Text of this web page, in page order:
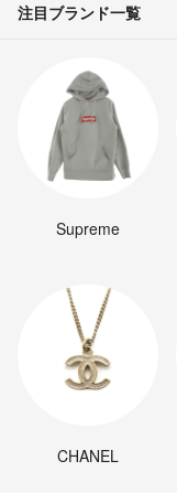
注目ブランド一覧
Supreme
CHANEL